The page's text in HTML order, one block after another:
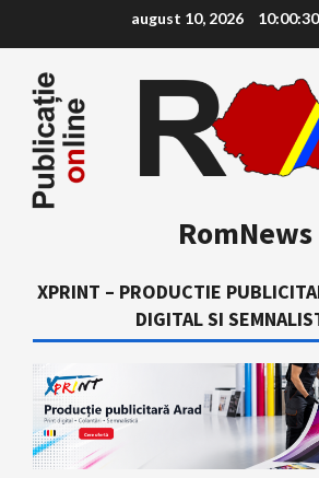
content
august 10, 2026
RomNews
XPRINT – PRODUCTIE
DIGITAL SI